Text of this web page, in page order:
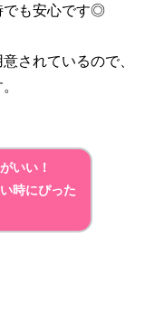
でも安心です◎
されているので、
いい！
時にぴった